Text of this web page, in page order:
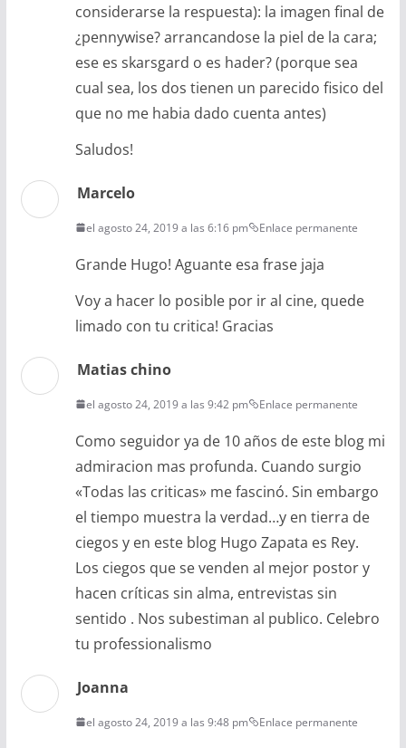
considerarse la respuesta): la imagen final de
¿pennywise? arrancandose la piel de la cara;
ese es skarsgard o es hader? (porque sea
cual sea, los dos tienen un parecido fisico del
que no me habia dado cuenta antes)
Saludos!
Marcelo
el agosto 24, 2019 a las 6:16 pm Enlace permanente
Grande Hugo! Aguante esa frase jaja
Voy a hacer lo posible por ir al cine, quede
limado con tu critica! Gracias
Matias chino
el agosto 24, 2019 a las 9:42 pm Enlace permanente
Como seguidor ya de 10 años de este blog mi
admiracion mas profunda. Cuando surgio
«Todas las criticas» me fascinó. Sin embargo
el tiempo muestra la verdad…y en tierra de
ciegos y en este blog Hugo Zapata es Rey.
Los ciegos que se venden al mejor postor y
hacen críticas sin alma, entrevistas sin
sentido . Nos subestiman al publico. Celebro
tu professionalismo
Joanna
el agosto 24, 2019 a las 9:48 pm Enlace permanente